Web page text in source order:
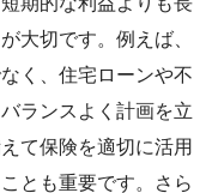
大切です。例えば、
く、住宅ローンや不
ランスよく計画を立
て保険を適切に活用
とも重要です。さら